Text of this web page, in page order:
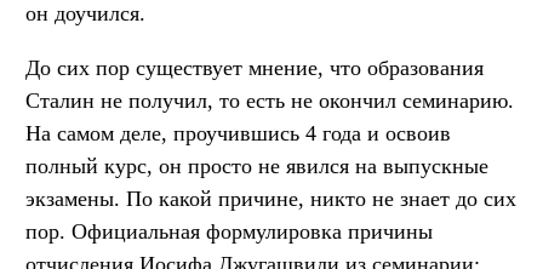
он доучился.
До сих пор существует мнение, что образования
Сталин не получил, то есть не окончил семинарию.
На самом деле, проучившись 4 года и освоив
полный курс, он просто не явился на выпускные
экзамены. По какой причине, никто не знает до сих
пор. Официальная формулировка причины